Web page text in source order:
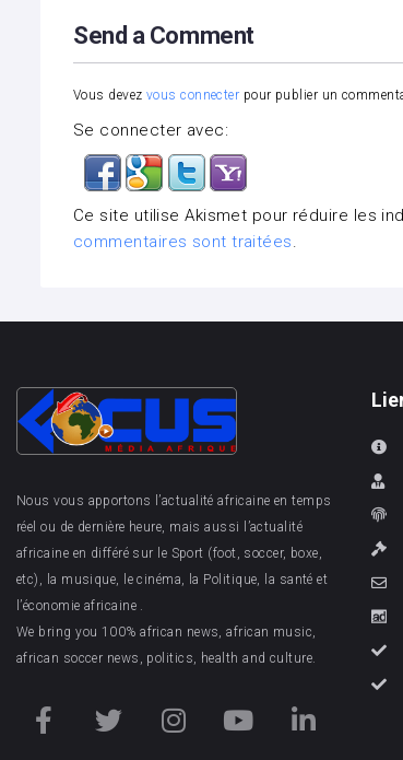
Send a Comment
Vous devez vous connecter pour publier un
Se connecter avec:
Ce site utilise Akismet pour réduire les
commentaires sont traitées.
Nous vous apportons l’actualité africaine en temps
réel ou de dernière heure, mais aussi l’actualité
africaine en différé sur le Sport (foot, soccer, boxe,
etc), la musique, le cinéma, la Politique, la santé et
l’économie africaine .
We bring you 100% african news, african music,
african soccer news, politics, health and culture.